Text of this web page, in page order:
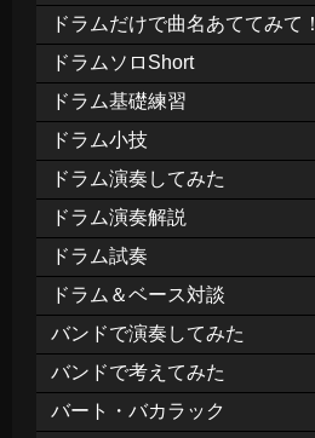
ドラムだけで曲名あててみて！
ドラムソロShort
ドラム基礎練習
ドラム小技
ドラム演奏してみた
ドラム演奏解説
ドラム試奏
ドラム＆ベース対談
バンドで演奏してみた
バンドで考えてみた
バート・バカラック